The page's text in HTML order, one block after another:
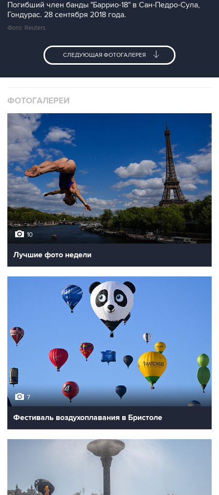
Погибший член банды "Баррио-18" в Сан-Педро-Сула,
Гондурас. 28 сентября 2018 года.
Фото: Reuters
СЛЕДУЮЩАЯ ФОТОГАЛЕРЕЯ
ФОТОГАЛЕРЕИ
10
Лучшие фото недели
7
Фестиваль воздухоплавания в Бристоле